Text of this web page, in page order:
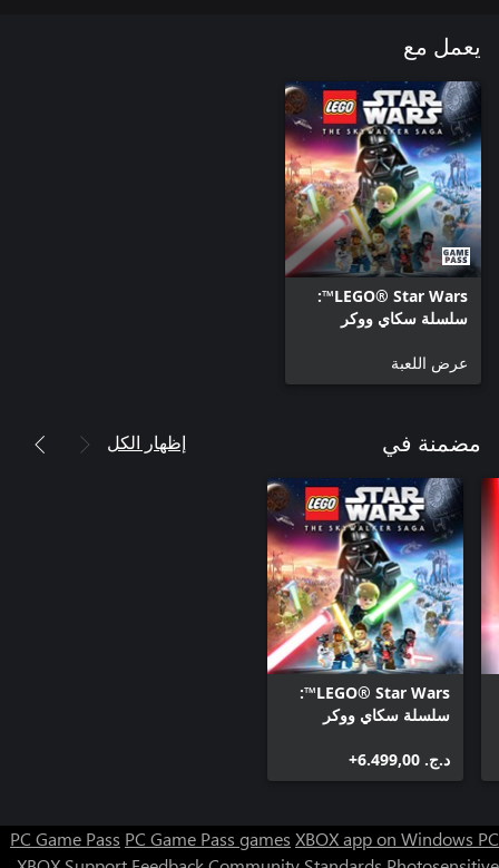
يعمل مع
LEGO® Star Wars™:
سلسلة سكاي ووكر
عرض اللعبة
مضمنة في إظهار الكل
LEGO® Star Wars™:
سلسلة سكاي ووكر
د.ج.‏ 6.499,00+
PC Game Pass PC Game Pass games XBOX app on Windows PC